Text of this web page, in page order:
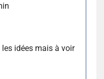
les idées mais à voir